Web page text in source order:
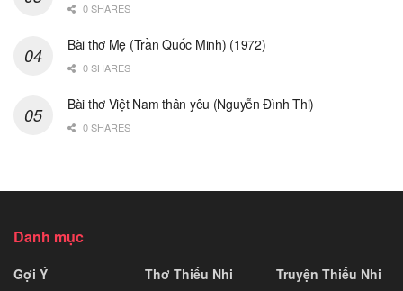
0 SHARES
Bài thơ Mẹ (Trần Quốc Minh) (1972)
0 SHARES
Bài thơ Việt Nam thân yêu (Nguyễn Đình Thi)
0 SHARES
Danh mục
Gợi Ý
Thơ Thiếu Nhi
Truyện Thiếu Nhi